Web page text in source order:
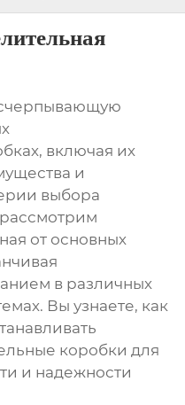
, включая их
и
выбора
от основных
в различных
Вы узнаете, как
коробки для
и надежности